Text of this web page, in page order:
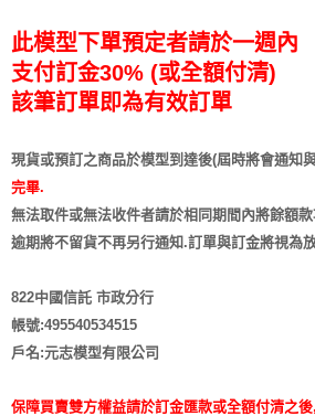
此模型下單預定者請於一週內
支付訂金30% (或全額付清)
該筆訂單即為有效訂單
現貨或預訂之商品於模型到達後(屆時將會通知
完畢.
無法取件或無法收件者請於相同期間內將餘額
逾期將不留貨不再另行通知.訂單與訂金將視為
822中國信託 市政分行
帳號:495540534515
戶名:元志模型有限公司
保障買賣雙方權益請於訂金匯款或全額付清之後,